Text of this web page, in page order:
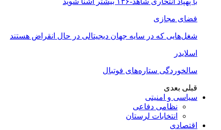
فضای مجازی
شغل‌‌هایی که در سایه جهان دیجیتالی در حال انقراض هستند
اسلایدر
سالخوردگی ستاره‌های فوتبال
قبلی بعدی
سیاسی و امنیتی
نظامی دفاعی
انتخابات لرستان
اقتصادی